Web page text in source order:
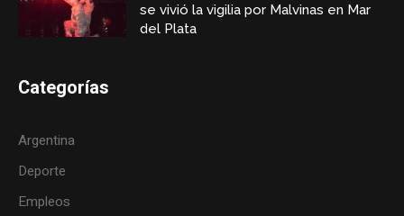
se vivió la vigilia por Malvinas en Mar
del Plata
Categorías
Argentina
Deporte
Empleos